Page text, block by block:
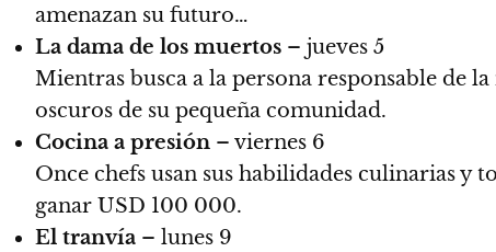
amenazan su futuro…
La dama de los muertos – jueves 5
Mientras busca a la persona responsable de
oscuros de su pequeña comunidad.
Cocina a presión – viernes 6
Once chefs usan sus habilidades culinarias y
ganar USD 100 000.
El tranvía – lunes 9